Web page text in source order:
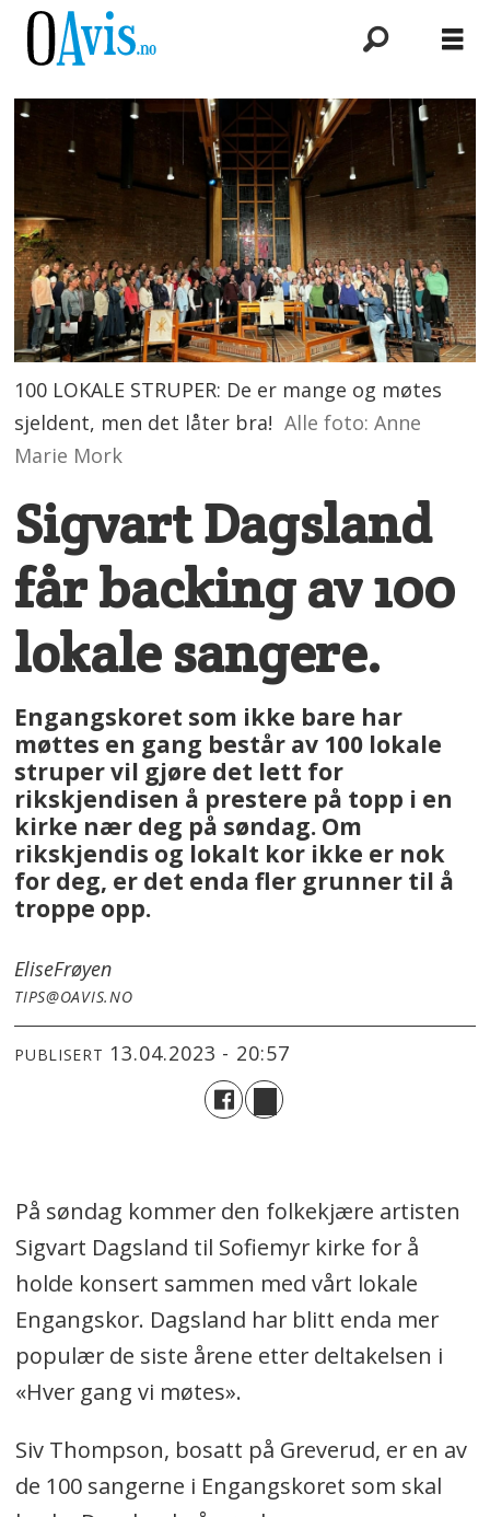
100 LOKALE STRUPER: De er mange og møtes
sjeldent, men det låter bra! Alle foto: Anne
Marie Mork
Sigvart Dagsland
får backing av 100
lokale sangere.
Engangskoret som ikke bare har
møttes en gang består av 100 lokale
struper vil gjøre det lett for
rikskjendisen å prestere på topp i en
kirke nær deg på søndag. Om
rikskjendis og lokalt kor ikke er nok
for deg, er det enda fler grunner til å
troppe opp.
EliseFrøyen
TIPS@OAVIS.NO
PUBLISERT 13.04.2023 - 20:57
På søndag kommer den folkekjære artisten
Sigvart Dagsland til Sofiemyr kirke for å
holde konsert sammen med vårt lokale
Engangskor. Dagsland har blitt enda mer
populær de siste årene etter deltakelsen i
«Hver gang vi møtes».
Siv Thompson, bosatt på Greverud, er en av
de 100 sangerne i Engangskoret som skal